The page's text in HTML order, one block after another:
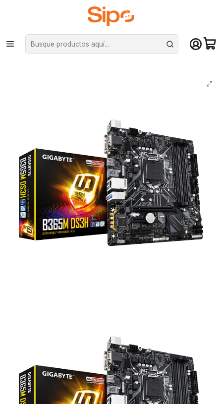
¡Compra hasta mediodía y recibe hoy! De lunes a sábado en el gran
Santiago. Envío gratis desde $29.990
Inicio Componentes PC Placas Madre Intel LGA 1151
Placa Madre GIGABYTE B365M DS3H (LGA1151, DDR4 x4, M2, MicroATX)
- Intel